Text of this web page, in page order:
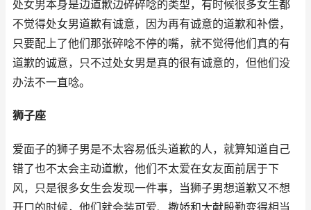
处女男本身是边道歉边碎碎唸的类型，有时候很多女生都
不觉得处女男道歉有诚意，因为再有诚意的道歉和补偿，
只要配上了他们那张碎唸不停的嘴，就不觉得他们真的有
道歉的诚意，只不过处女男是真的很有诚意的，但他们没
办法不一直唸。
狮子座
爱面子的狮子男是不太容易低头道歉的人，就算知道自己
错了也不太会主动道歉，他们不太爱在女友面前居于下
风，只是很多女生会发现一件事，当狮子男想道歉又不想